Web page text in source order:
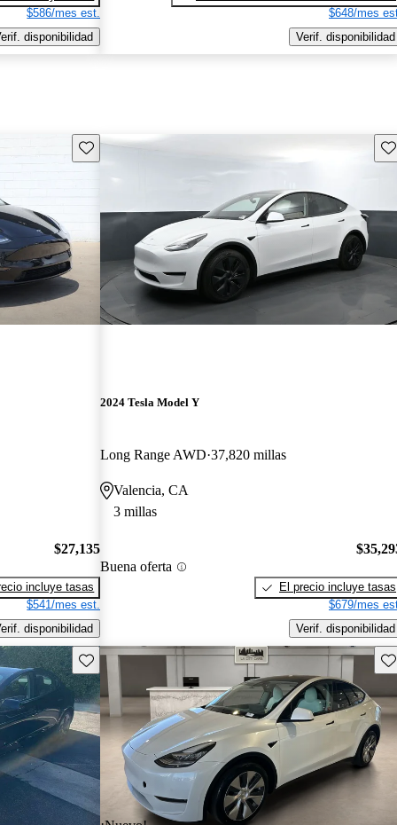
$586/mes est.
disponibilidad
$648/mes
Verif. disponibilidad
Guarda este Aviso
$27,135
incluye tasas
$541/mes est.
disponibilidad
2024 Tesla Model Y
Long Range AWD 37,820 millas
Valencia, CA
3 millas
Buena oferta
El precio incluye tasas
$679/mes
Verif. disponibilidad
Guarda este Aviso